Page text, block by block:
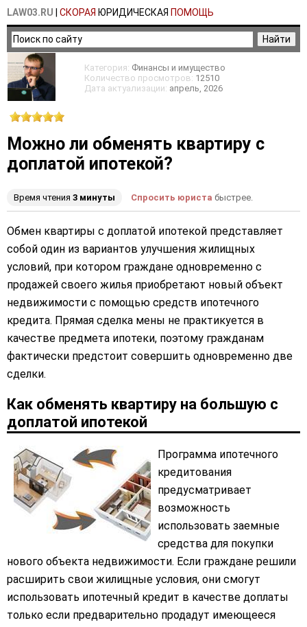
LAW03.RU СКОРАЯ ЮРИДИЧЕСКАЯ ПОМОЩЬ
Категория: Финансы и имущество
Количество просмотров: 12510
Дата актуализации: апрель, 2026
Можно ли обменять квартиру с
доплатой ипотекой?
Время чтения 3 минуты Спросить юриста быстрее.
Обмен квартиры с доплатой ипотекой представляет
собой один из вариантов улучшения жилищных
условий, при котором граждане одновременно с
продажей своего жилья приобретают новый объект
недвижимости с помощью средств ипотечного
кредита. Прямая сделка мены не практикуется в
качестве предмета ипотеки, поэтому гражданам
фактически предстоит совершить одновременно две
сделки.
Как обменять квартиру на большую с
доплатой ипотекой
Программа ипотечного
кредитования
предусматривает
возможность
использовать заемные
средства для покупки
нового объекта недвижимости. Если граждане решили
расширить свои жилищные условия, они смогут
использовать ипотечный кредит в качестве доплаты
только если предварительно продадут имеющееся